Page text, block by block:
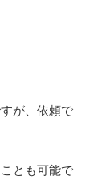
が、依頼で
とも可能で